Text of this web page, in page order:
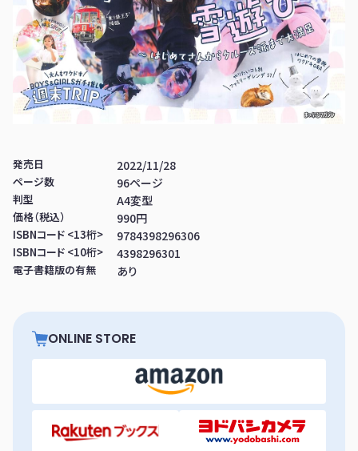
発売日 2022/11/28
ページ数 96ページ
判型 A4変型
価格（税込） 990円
ISBNコード <13桁> 9784398296306
ISBNコード <10桁> 4398296301
電子書籍版の有無 あり
ONLINE STORE